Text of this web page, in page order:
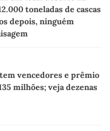
toneladas de cascas
depois, ninguém
vencedores e prêmio
milhões; veja dezenas